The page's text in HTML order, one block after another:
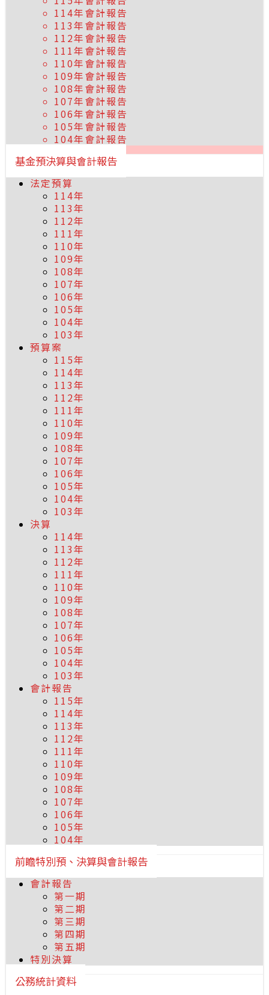
114年會計報告
113年會計報告
112年會計報告
111年會計報告
110年會計報告
109年會計報告
108年會計報告
107年會計報告
106年會計報告
105年會計報告
104年會計報告
基金預決算與會計報告
法定預算
114年
113年
112年
111年
110年
109年
108年
107年
106年
105年
104年
103年
預算案
115年
114年
113年
112年
111年
110年
109年
108年
107年
106年
105年
104年
103年
決算
114年
113年
112年
111年
110年
109年
108年
107年
106年
105年
104年
103年
會計報告
115年
114年
113年
112年
111年
110年
109年
108年
107年
106年
105年
104年
前瞻特別預、決算與會計報告
會計報告
第一期
第二期
第三期
第四期
第五期
特別決算
公務統計資料